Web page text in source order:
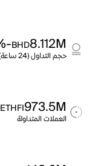
8.112M
BHD
-38.53%
حجم التداول (24 ساعة)
973.5M
ETHFI
العملات المتداولة